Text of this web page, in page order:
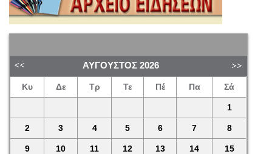
ΑΎΓΟΥΣΤΟΣ 2026
Κυ Δε Τρ Τε Πέ Πα Σά
1
2 3 4 5 6 7 8
9 10 11 12 13 14 15